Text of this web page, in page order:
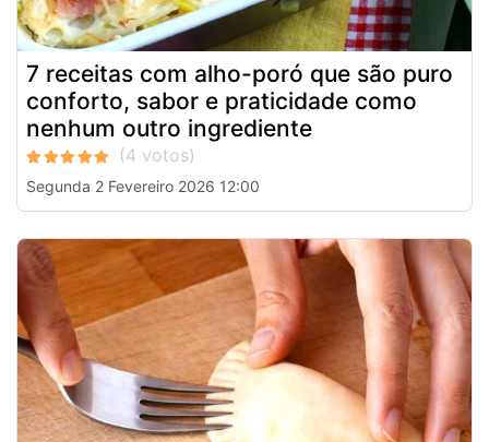
7 receitas com alho-poró que são puro
conforto, sabor e praticidade como
nenhum outro ingrediente
Segunda 2 Fevereiro 2026 12:00